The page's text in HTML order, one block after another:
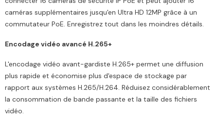
caméras supplémentaires jusqu'en Ultra HD 12MP grâce à un
commutateur PoE. Enregistrez tout dans les moindres détails.
Encodage vidéo avancé H.265+
L'encodage vidéo avant-gardiste H.265+ permet une diffusion
plus rapide et économise plus d'espace de stockage par
rapport aux systèmes H.265/H.264. Réduisez considérablement
la consommation de bande passante et la taille des fichiers
vidéo.